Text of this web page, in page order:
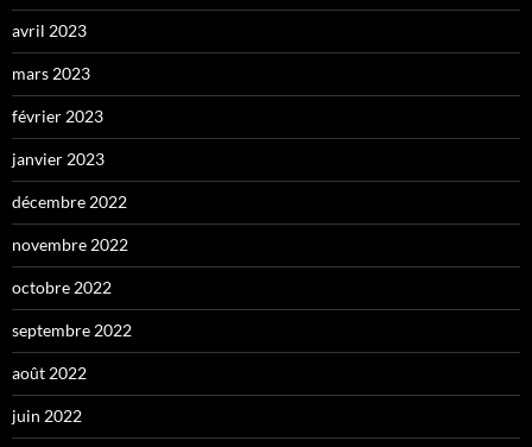
avril 2023
mars 2023
février 2023
janvier 2023
décembre 2022
novembre 2022
octobre 2022
septembre 2022
août 2022
juin 2022